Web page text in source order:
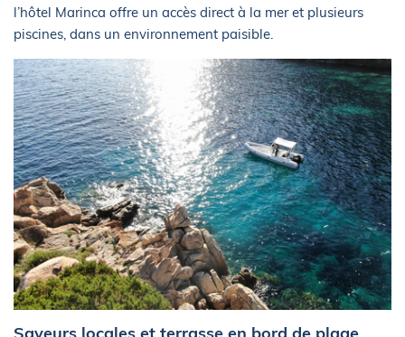
l’hôtel Marinca offre un accès direct à la mer et plusieurs
piscines, dans un environnement paisible.
Saveurs locales et terrasse en bord de plage